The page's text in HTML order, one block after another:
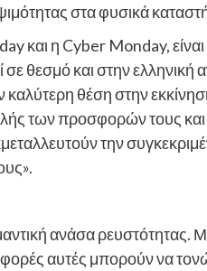
στα φυσικά
και η Cyber Monday, είναι
θεσμό και στην ελληνική
θέση στην
των προσφορών τους και
την
ανάσα
αυτές μπορούν να